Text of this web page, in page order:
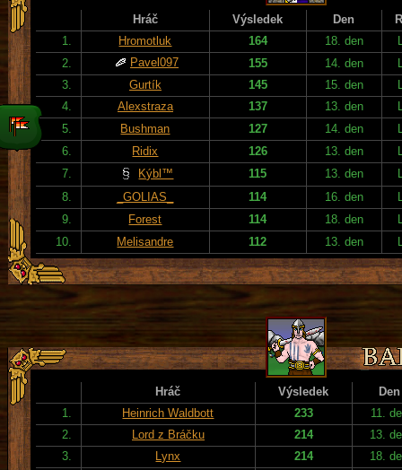
Hráč Výsledek Den
1.
Hromotluk 164 18. den
2.
Pavel097 155 14. den
3.
Gurtík 145 15. den
4.
Alexstraza 137 13. den
5.
Bushman 127 14. den
6.
Ridix 126 13. den
7.
Kýbl™ 115 13. den
8.
_GOLIAS_ 114 16. den
9.
Forest 114 18. den
10.
Melisandre 112 13. den
Hráč Výsledek
Den
1.
Heinrich Waldbott 233
11.
2.
Lord z Bráčku 214
13.
3.
Lynx 214
18.